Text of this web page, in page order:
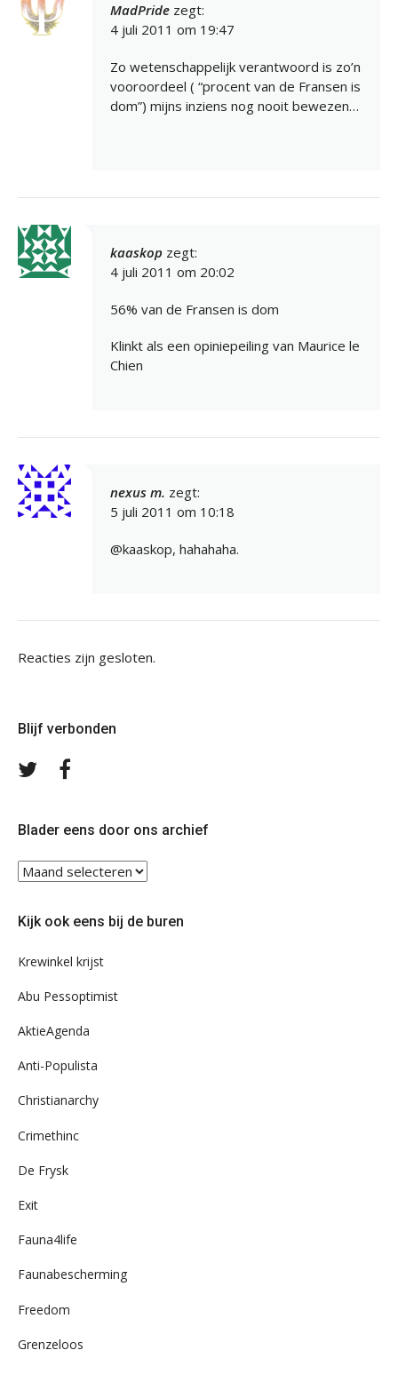
MadPride zegt:
4 juli 2011 om 19:47
Zo wetenschappelijk verantwoord is zo’n
vooroordeel ( “procent van de Fransen is
dom”) mijns inziens nog nooit bewezen…
kaaskop zegt:
4 juli 2011 om 20:02
56% van de Fransen is dom
Klinkt als een opiniepeiling van Maurice le
Chien
nexus m. zegt:
5 juli 2011 om 10:18
@kaaskop, hahahaha.
Reacties zijn gesloten.
Blijf verbonden
Volg
Blader eens door ons archief
Blader
eens
ons
Kijk ook eens bij de buren
Krewinkel krijst
Abu Pessoptimist
AktieAgenda
Anti-Populista
Christianarchy
Crimethinc
De Frysk
Exit
Fauna4life
Faunabescherming
Freedom
Grenzeloos